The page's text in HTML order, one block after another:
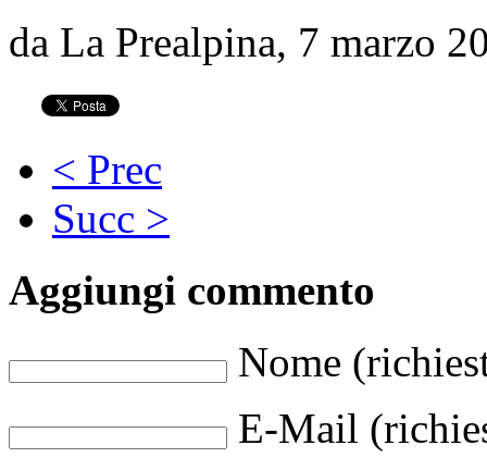
da La Prealpina, 7 marzo
< Prec
Succ >
Aggiungi commento
Nome
E-Mail